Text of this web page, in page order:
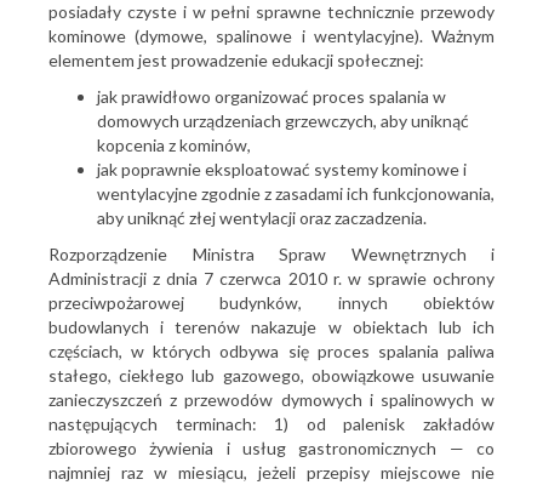
posiadały czyste i w pełni sprawne technicznie przewody
kominowe (dymowe, spalinowe i wentylacyjne). Ważnym
elementem jest prowadzenie edukacji społecznej:
jak prawidłowo organizować proces spalania w
domowych urządzeniach grzewczych, aby uniknąć
kopcenia z kominów,
jak poprawnie eksploatować systemy kominowe i
wentylacyjne zgodnie z zasadami ich funkcjonowania,
aby uniknąć złej wentylacji oraz zaczadzenia.
Rozporządzenie Ministra Spraw Wewnętrznych i
Administracji z dnia 7 czerwca 2010 r. w sprawie ochrony
przeciwpożarowej budynków, innych obiektów
budowlanych i terenów nakazuje w obiektach lub ich
częściach, w których odbywa się proces spalania paliwa
stałego, ciekłego lub gazowego, obowiązkowe usuwanie
zanieczyszczeń z przewodów dymowych i spalinowych w
następujących terminach: 1) od palenisk zakładów
zbiorowego żywienia i usług gastronomicznych — co
najmniej raz w miesiącu, jeżeli przepisy miejscowe nie